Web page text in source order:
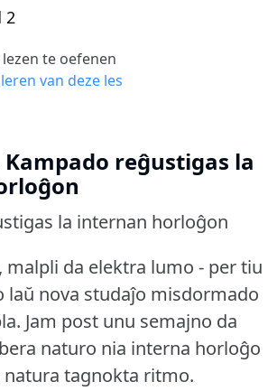
2
te oefenen
van deze les
Kampado reĝustigas la
la internan horloĝon
malpli da elektra lumo - per tiu
laŭ nova studaĵo misdormado
Jam post unu semajno da
naturo nia interna horloĝo
natura tagnokta ritmo.